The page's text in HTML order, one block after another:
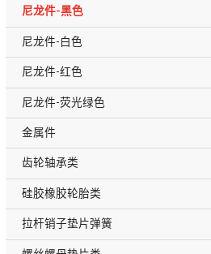
尼龙件-黑色
尼龙件-白色
尼龙件-红色
尼龙件-荧光绿色
金属件
齿轮轴承类
硅胶橡胶轮胎类
拉杆销子垫片弹簧